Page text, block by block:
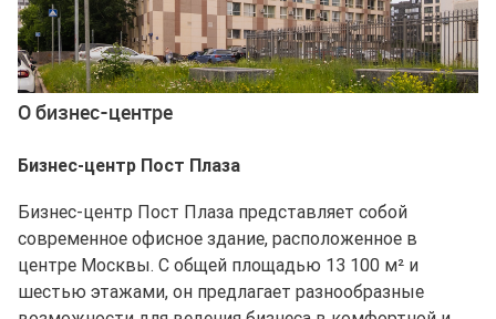
О бизнес-центре
Бизнес-центр Пост Плаза
Бизнес-центр Пост Плаза представляет собой
современное офисное здание, расположенное в
центре Москвы. С общей площадью 13 100 м² и
шестью этажами, он предлагает разнообразные